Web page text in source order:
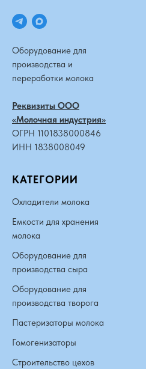
Оборудование для
производства и
переработки молока
Реквизиты ООО
«Молочная индустрия»
ОГРН 1101838000846
ИНН 1838008049
КАТЕГОРИИ
Охладители молока
Емкости для хранения
молока
Оборудование для
производства сыра
Оборудование для
производства творога
Пастеризаторы молока
Гомогенизаторы
Строительство цехов